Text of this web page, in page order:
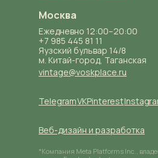
Веб-дизайн и разработка
*Компания Meta Platforms Inc.,
TelegramVKPinterest
Москва
vintage@voskplace.ru
Ежедневно 12:00–20:00
+7 985 445 81 11
Яузский бульвар 14/8
м. Китай-город, Таганская